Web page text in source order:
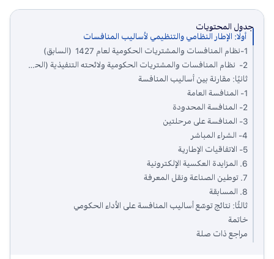
جدول المحتويات
أولًا: الإطار النظامي والتنظيمي لأساليب المنافسات
1-نظام المنافسات والمشتريات الحكومية لعام 1427 (السابق)
2- نظام المنافسات والمشتريات الحكومية ولائحته التنفيذية (الحالي)
ثانيًا: مقارنة بين أساليب المنافسة
1- المنافسة العامة
2- المنافسة المحدودة
3- المنافسة على مرحلتين
4- الشراء المباشر
5- الاتفاقيات الإطارية
6. المزايدة العكسية الإلكترونية
7. توطين الصناعة ونقل المعرفة
8. المسابقة
ثالثًا: نتائج توسّع أساليب المنافسة على الأداء الحكومي
خاتمة
مراجع ذات صلة